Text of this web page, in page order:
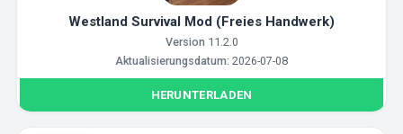
Westland Survival Mod (Freies Handwerk)
Version 11.2.0
Aktualisierungsdatum: 2026-07-08
HERUNTERLADEN